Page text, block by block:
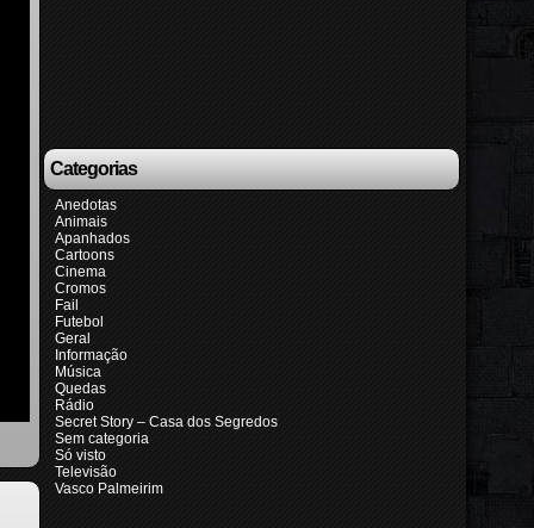
Categorias
Anedotas
Animais
Apanhados
Cartoons
Cinema
Cromos
Fail
Futebol
Geral
Informação
Música
Quedas
Rádio
Secret Story – Casa dos Segredos
Sem categoria
Só visto
Televisão
Vasco Palmeirim